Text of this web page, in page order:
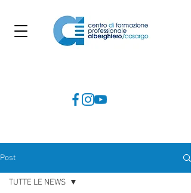
Post
TUTTE LE NEWS